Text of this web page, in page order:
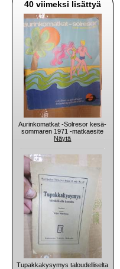
40 viimeksi lisättyä
Aurinkomatkat -Solresor kesä-
sommaren 1971 -matkaesite
Näytä
Tupakkakysymys taloudelliselta